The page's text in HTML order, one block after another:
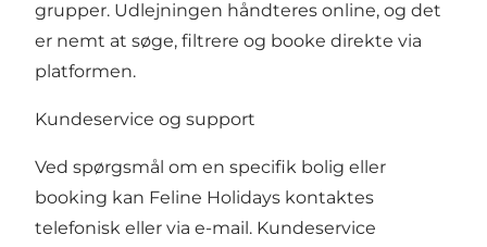
grupper. Udlejningen håndteres online, og det
er nemt at søge, filtrere og booke direkte via
platformen.
Kundeservice og support
Ved spørgsmål om en specifik bolig eller
booking kan Feline Holidays kontaktes
telefonisk eller via e-mail. Kundeservice